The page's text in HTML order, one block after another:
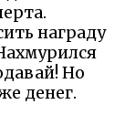
награду
Но
денег.